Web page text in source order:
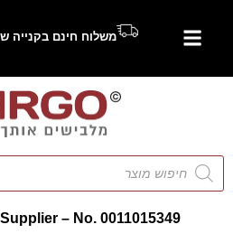
משלוח חינם בקנייה של ₪350
– No. 0011015349